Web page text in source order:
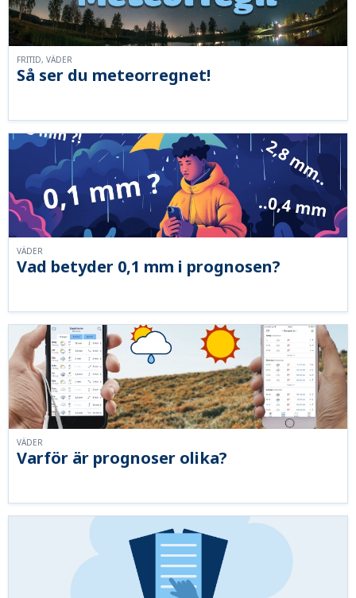
Så ser du meteorregnet!
FRITID, VÄDER
Vad betyder 0,1 mm i prognosen?
VÄDER
Varför är prognoser olika?
VÄDER